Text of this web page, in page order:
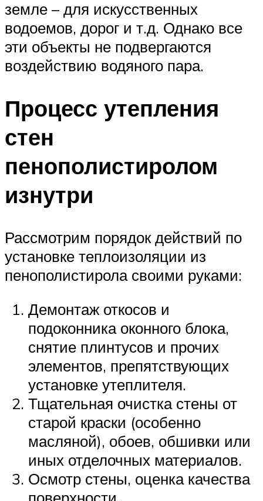
земле – для искусственных
водоемов, дорог и т.д. Однако все
эти объекты не подвергаются
воздействию водяного пара.
Процесс утепления
стен
пенополистиролом
изнутри
Рассмотрим порядок действий по
установке теплоизоляции из
пенополистирола своими руками:
Демонтаж откосов и
подоконника оконного блока,
снятие плинтусов и прочих
элементов, препятствующих
установке утеплителя.
Тщательная очистка стены от
старой краски (особенно
масляной), обоев, обшивки или
иных отделочных материалов.
Осмотр стены, оценка качества